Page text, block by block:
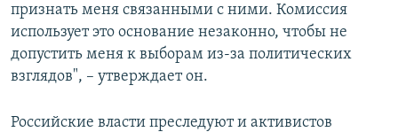
признать меня связанными с ними. Комиссия
использует это основание незаконно, чтобы не
допустить меня к выборам из-за политических
взглядов", – утверждает он.
Российские власти преследуют и активистов